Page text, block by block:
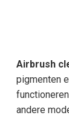
Airbrush
pigmenten
andere